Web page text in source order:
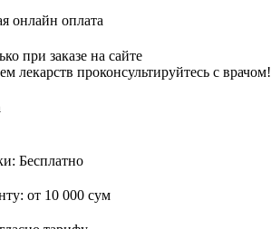
онлайн оплата
при заказе на сайте
лекарств проконсультируйтесь с врачом!
Бесплатно
от 10 000 сум